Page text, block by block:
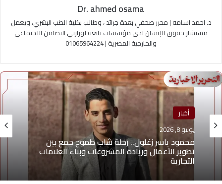
Dr. ahmed osama
د. احمد اسامه | محرر صحفي بعدة جرائد ، وطالب بكلية الطب البشري، ويعمل
مستشار حقوق الإنسان لدى مؤسسات تابعة لوزارتي التضامن الاجتماعي
والخارجية المصرية | 01065964224
أخبار
يونيو 8, 2026
منوعات
يونيو 4, 2026
يوسف أيمن درويش.. عقلية بيعية شابة تقود التغيير
وتؤهل الشباب لسوق العمل2026